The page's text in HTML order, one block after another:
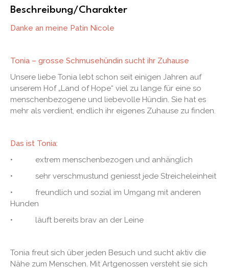
Beschreibung/Charakter
Danke an meine Patin Nicole
Tonia – grosse Schmusehündin sucht ihr Zuhause
Unsere liebe Tonia lebt schon seit einigen Jahren auf
unserem Hof „Land of Hope“ viel zu lange für eine so
menschenbezogene und liebevolle Hündin. Sie hat es
mehr als verdient, endlich ihr eigenes Zuhause zu finden.
Das ist Tonia:
• extrem menschenbezogen und anhänglich
• sehr verschmustund geniesst jede Streicheleinheit
• freundlich und sozial im Umgang mit anderen
Hunden
• läuft bereits brav an der Leine
Tonia freut sich über jeden Besuch und sucht aktiv die
Nähe zum Menschen. Mit Artgenossen versteht sie sich